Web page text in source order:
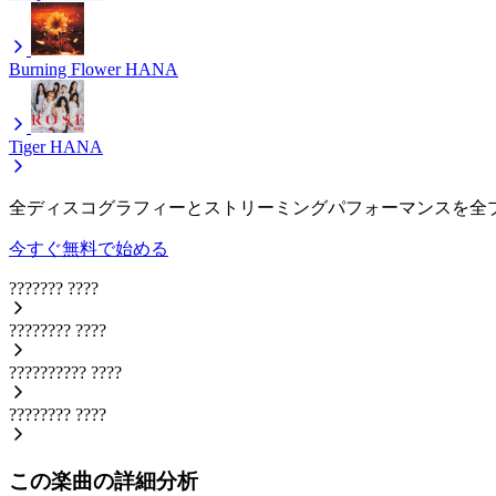
Burning Flower HANA
Tiger HANA
全ディスコグラフィーとストリーミングパフォーマンスを全
今すぐ無料で始める
??????? ????
???????? ????
?????????? ????
???????? ????
この楽曲の詳細分析